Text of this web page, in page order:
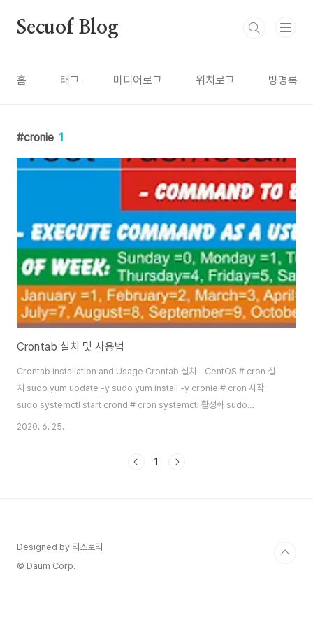
Secuof Blog
홈 태그 미디어로그 위치로그 방명록
cronie 1
Crontab 설치 및 사용법
Crontab installation and Usage Crontab 설치 - CentOS # cron 설
치 sudo yum update -y sudo yum install -y cronie # cron 시작
sudo systemctl start crond # cron systemctl 활성화 sudo
systemctl enable crond # cron systemctl 등록 확인 sudo
cron 설치 sudo apt update -y sudo apt install -y cron # cron 시작
2020. 6. 25.
1
Designed by 티스토리
© Daum Corp.